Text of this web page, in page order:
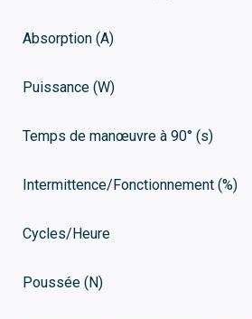
Absorption (A)
Puissance (W)
Temps de manœuvre à 90° (s)
Intermittence/Fonctionnement (%)
Cycles/Heure
Poussée (N)